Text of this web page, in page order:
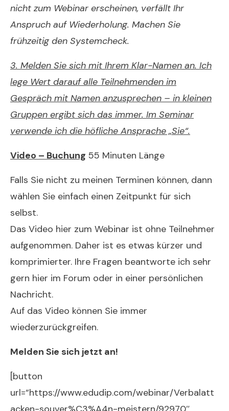
nicht zum Webinar erscheinen, verfällt Ihr
Anspruch auf Wiederholung. Machen Sie
frühzeitig den Systemcheck.
3. Melden Sie sich mit Ihrem Klar-Namen an. Ich
lege Wert darauf alle Teilnehmenden im
Gespräch mit Namen anzusprechen – in kleinen
Gruppen ergibt sich das immer. Im Seminar
verwende ich die höfliche Ansprache „Sie“.
Video – Buchung 55 Minuten Länge
Falls Sie nicht zu meinen Terminen können, dann
wählen Sie einfach einen Zeitpunkt für sich
selbst.
Das Video hier zum Webinar ist ohne Teilnehmer
aufgenommen. Daher ist es etwas kürzer und
komprimierter. Ihre Fragen beantworte ich sehr
gern hier im Forum oder in einer persönlichen
Nachricht.
Auf das Video können Sie immer
wiederzurückgreifen.
Melden Sie sich jetzt an!
[button
url=“https://www.edudip.com/webinar/Verbalatt